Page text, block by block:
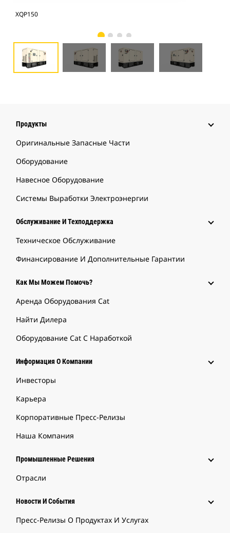
XQP150
Продукты
Оригинальные Запасные Части
Оборудование
Навесное Оборудование
Системы Выработки Электроэнергии
Обслуживание И Техподдержка
Техническое Обслуживание
Финансирование И Дополнительные Гарантии
Как Мы Можем Помочь?
Аренда Оборудования Cat
Найти Дилера
Оборудование Cat С Наработкой
Информация О Компании
Инвесторы
Карьера
Корпоративные Пресс-Релизы
Наша Компания
Промышленные Решения
Отрасли
Новости И События
Пресс-Релизы О Продуктах И Услугах